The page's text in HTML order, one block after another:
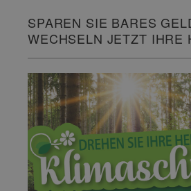
SPAREN SIE BARES
WECHSELN JETZT IHRE